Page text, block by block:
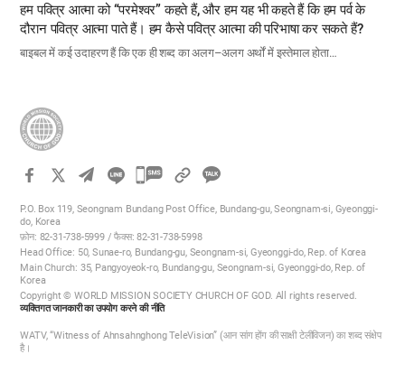
हम पवित्र आत्मा को “परमेश्वर” कहते हैं, और हम यह भी कहते हैं कि हम पर्व के
दौरान पवित्र आत्मा पाते हैं। हम कैसे पवित्र आत्मा की परिभाषा कर सकते हैं?
बाइबल में कई उदाहरण हैं कि एक ही शब्द का अलग–अलग अर्थों में इस्तेमाल होता…
카
오
톡
공
하
기
P.O. Box 119, Seongnam Bundang Post Office, Bundang-gu, Seongnam-si, Gyeonggi-
do, Korea
फ़ोन: 82-31-738-5999 / फैक्स: 82-31-738-5998
Head Office: 50, Sunae-ro, Bundang-gu, Seongnam-si, Gyeonggi-do, Rep. of Korea
Main Church: 35, Pangyoyeok-ro, Bundang-gu, Seongnam-si, Gyeonggi-do, Rep. of
Korea
Copyright © WORLD MISSION SOCIETY CHURCH OF GOD. All rights reserved.
व्यक्तिगत जानकारी का उपयोग करने की नीति
WATV, “Witness of Ahnsahnghong TeleVision” (आन सांग होंग की साक्षी टेलीविजन) का शब्द संक्षेप
है।